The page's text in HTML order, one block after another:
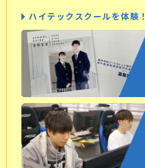
ハイテックスクールを体験！